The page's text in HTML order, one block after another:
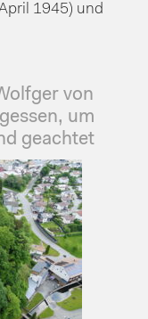
1945) und
von
um
geachtet